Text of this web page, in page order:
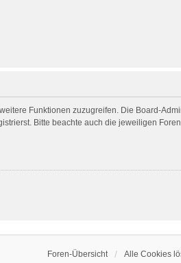
Funktionen zuzugreifen. Die Board-
Bitte beachte auch die jeweiligen
Foren-Übersicht Alle Cookies